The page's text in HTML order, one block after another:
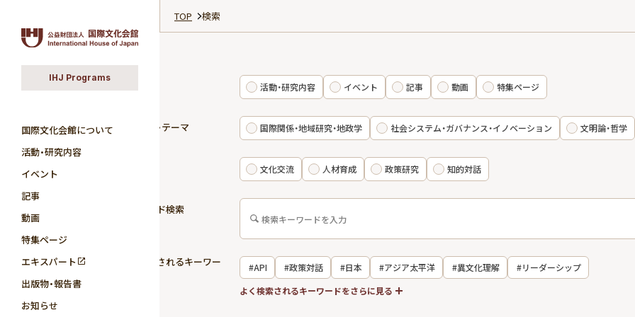
IHJ Programs
国際文化会館について
活動・研究内容
イベント
記事
動画
特集ページ
エキスパート
出版物・報告書
お知らせ
TOP 検索
活動・研究内容 イベント 記事 動画 特集ページ
研究分野・テーマ 国際関係・地域研究・地政学 社会システム・ガバナンス・イノベーション 文明論・哲学
文化交流 人材育成 政策研究 知的対話
キーワード検索
よく検索されるキーワー #API #政策対話 #日本 #アジア太平洋 #異文化理解
#リーダーシップ
#国際関係
よく検索されるキーワードをさらに見る